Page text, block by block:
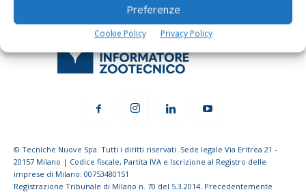
Preferenze
Cookie Policy Privacy Policy
© Tecniche Nuove Spa. Tutti i diritti riservati. Sede legale Via Eritrea 21 -
20157 Milano | Codice fiscale, Partita IVA e Iscrizione al Registro delle
imprese di Milano: 00753480151
Registrazione Tribunale di Milano n. 70 del 5.3.2014. Precedentemente